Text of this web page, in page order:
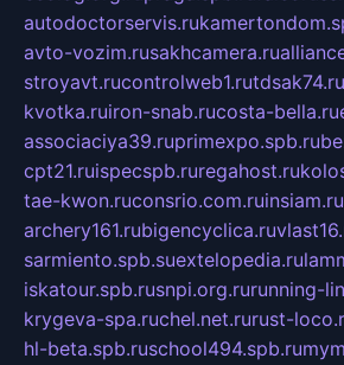
autodoctorservis.ru
avto-vozim.rusakhcamera.ru
stroyavt.rucontrolweb1.rutdsak74.ru
kvotka.ruiron-snab.rucosta-bella.ru
associaciya39.ruprimexpo.spb.ru
cpt21.ruispecspb.ruregahost.ru
tae-kwon.ruconsrio.com.ruinsiam.ru
archery161.rubigencyclica.ru
sarmiento.spb.suextelopedia.ru
iskatour.spb.rusnpi.org.rurunning-
krygeva-spa.ruchel.net.rurust-
hl-beta.spb.ruschool494.spb.ru